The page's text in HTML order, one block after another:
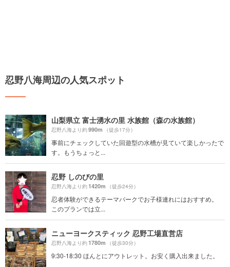
忍野八海周辺の人気スポット
山梨県立 富士湧水の里 水族館（森の水族館）
忍野八海より約990m （徒歩17分）
事前にチェックしていた回遊型の水槽が見ていて楽しかったで
す。もうちょっと...
忍野 しのびの里
忍野八海より約1420m （徒歩24分）
忍者体験ができるテーマパークでお子様連れにはおすすめ。
このプランでは立...
ニューヨークスティック 忍野工場直営店
忍野八海より約1780m （徒歩30分）
9:30-18:30 ほんとにアウトレット。お安く購入出来ました。